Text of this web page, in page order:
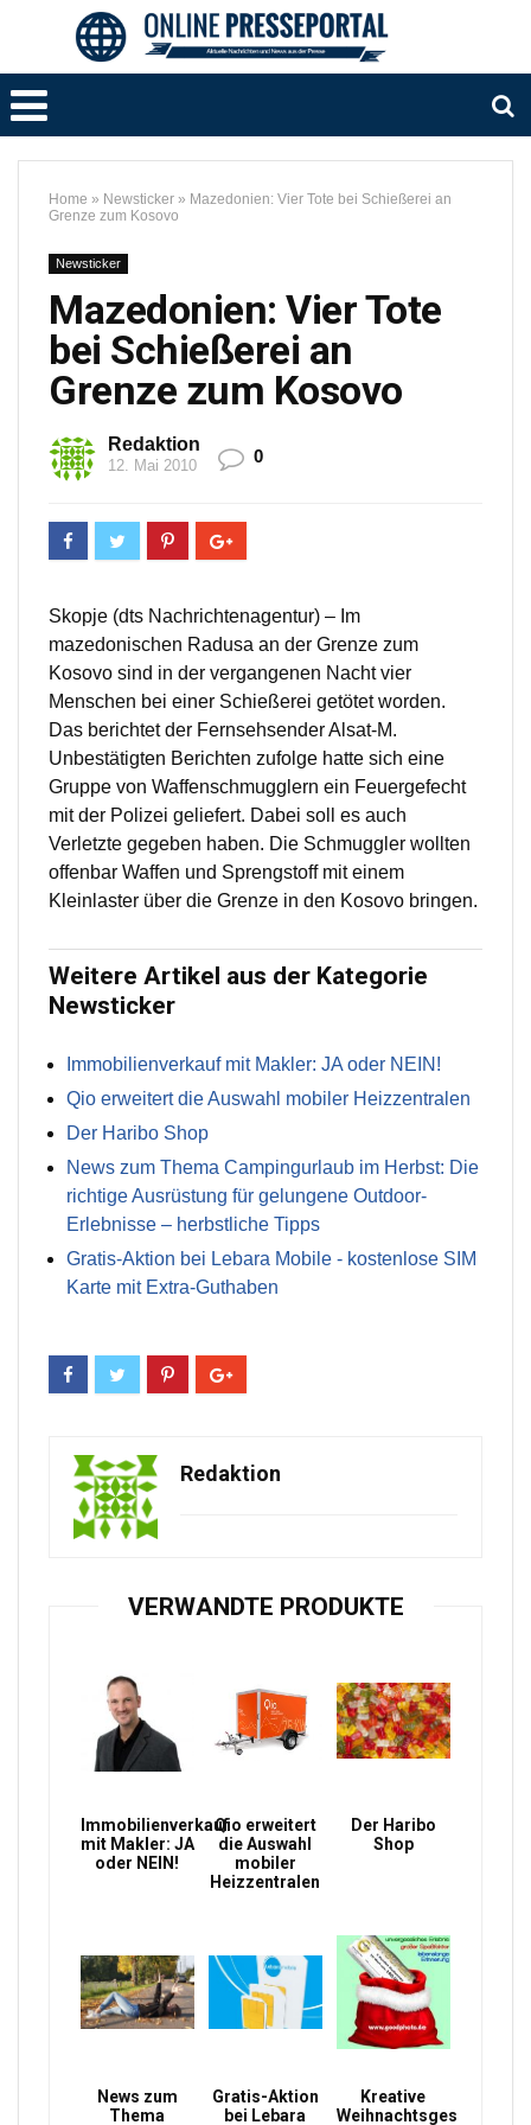
Home » Newsticker » Mazedonien: Vier Tote bei Schießerei an
Grenze zum Kosovo
Newsticker
Mazedonien: Vier Tote
bei Schießerei an
Grenze zum Kosovo
Redaktion
12. Mai 2010 0
Skopje (dts Nachrichtenagentur) – Im
mazedonischen Radusa an der Grenze zum
Kosovo sind in der vergangenen Nacht vier
Menschen bei einer Schießerei getötet worden.
Das berichtet der Fernsehsender Alsat-M.
Unbestätigten Berichten zufolge hatte sich eine
Gruppe von Waffenschmugglern ein Feuergefecht
mit der Polizei geliefert. Dabei soll es auch
Verletzte gegeben haben. Die Schmuggler wollten
offenbar Waffen und Sprengstoff mit einem
Kleinlaster über die Grenze in den Kosovo bringen.
Weitere Artikel aus der Kategorie
Newsticker
Immobilienverkauf mit Makler: JA oder NEIN!
Qio erweitert die Auswahl mobiler Heizzentralen
Der Haribo Shop
News zum Thema Campingurlaub im Herbst: Die
richtige Ausrüstung für gelungene Outdoor-
Erlebnisse – herbstliche Tipps
Gratis-Aktion bei Lebara Mobile - kostenlose SIM
Karte mit Extra-Guthaben
Redaktion
VERWANDTE PRODUKTE
Immobilienverkauf
mit Makler: JA
oder NEIN!
Qio erweitert
die Auswahl
mobiler
Heizzentralen
Der Haribo
Shop
News zum
Thema
Gratis-Aktion
bei Lebara
Kreative
Weihnachtsgeschenke